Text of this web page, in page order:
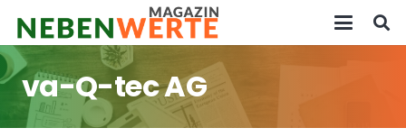
va-Q-tec AG